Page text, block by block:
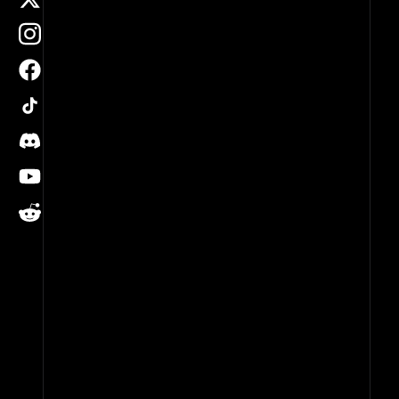
instagram
facebook
tiktok
discord
youtube
reddit